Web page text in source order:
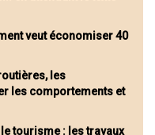
veut économiser 40
les
les comportements et
tourisme : les travaux